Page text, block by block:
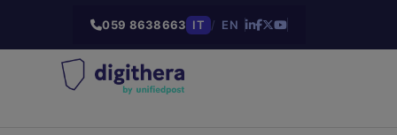
059 8638663 IT / EN